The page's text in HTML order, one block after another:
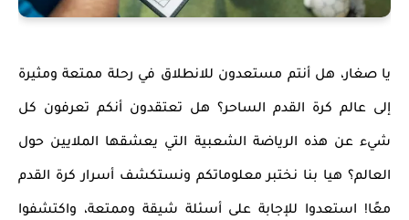
يا صغار، هل أنتم مستعدون للانطلاق في رحلة ممتعة ومثيرة
إلى عالم كرة القدم الساحر؟ هل تعتقدون أنكم تعرفون كل
شيء عن هذه الرياضة الشعبية التي يعشقها الملايين حول
العالم؟ هيا بنا نختبر معلوماتكم ونستكشف أسرار كرة القدم
معًا! استعدوا للإجابة على أسئلة شيقة وممتعة، واكتشفوا